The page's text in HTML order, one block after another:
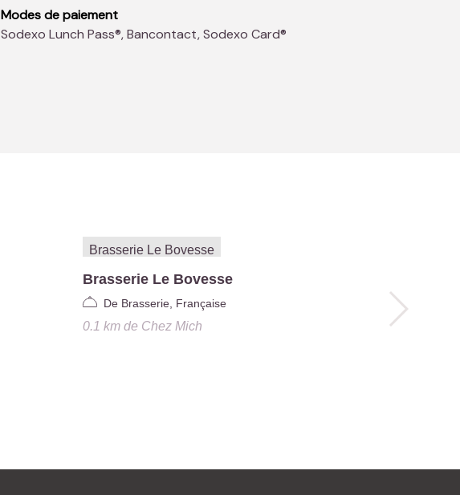
Modes de paiement
Sodexo Lunch Pass®, Bancontact, Sodexo Card®
Brasserie Le Bovesse
De Brasserie, Française
0.1 kmde Chez Mich 0.6 km